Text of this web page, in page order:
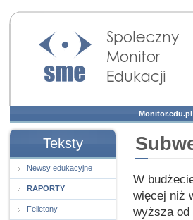
Społeczny Monitor
Edukacji
Monitor.edu.pl
Teksty
Newsy edukacyjne
RAPORTY
Felietony
W
więcej niż
wyższa od